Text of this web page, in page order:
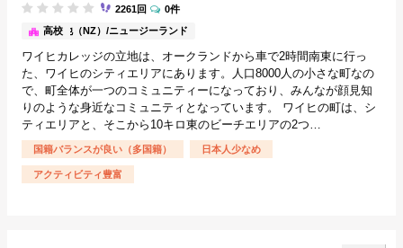
その他（NZ）/ニュージーランド
高校
2261回 0件
ワイヒカレッジの立地は、オークランドから車で2時間南東に行っ
た、ワイヒのシティエリアにあります。人口8000人の小さな町なの
で、町全体が一つのコミュニティーになっており、みんなが顔見知
りのような身近なコミュニティとなっています。 ワイヒの町は、シ
ティエリアと、そこから10キロ東のビーチエリアの2つ…
国籍バランスが良い（多国籍） 日本人少なめ
アクティビティ豊富